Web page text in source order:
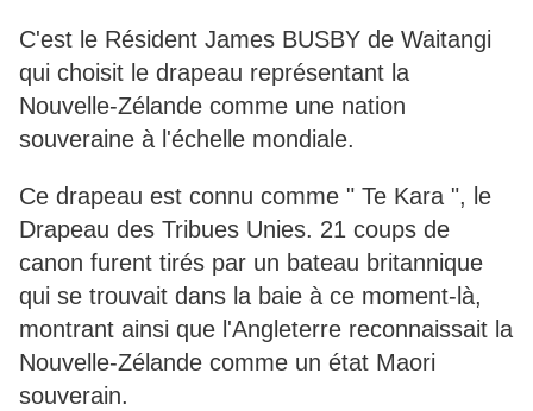
C'est le Résident James BUSBY de Waitangi
qui choisit le drapeau représentant la
Nouvelle-Zélande comme une nation
souveraine à l'échelle mondiale.
Ce drapeau est connu comme " Te Kara ", le
Drapeau des Tribues Unies. 21 coups de
canon furent tirés par un bateau britannique
qui se trouvait dans la baie à ce moment-là,
montrant ainsi que l'Angleterre reconnaissait la
Nouvelle-Zélande comme un état Maori
souverain.